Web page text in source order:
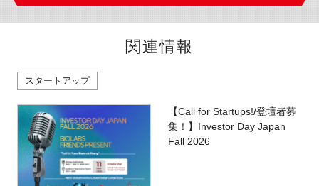
関連情報
スタートアップ
【Call for Startups!/登壇者募
集！】Investor Day Japan
Fall 2026